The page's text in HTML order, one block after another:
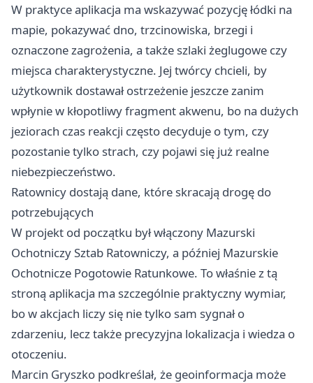
W praktyce aplikacja ma wskazywać pozycję łódki na
mapie, pokazywać dno, trzcinowiska, brzegi i
oznaczone zagrożenia, a także szlaki żeglugowe czy
miejsca charakterystyczne. Jej twórcy chcieli, by
użytkownik dostawał ostrzeżenie jeszcze zanim
wpłynie w kłopotliwy fragment akwenu, bo na dużych
jeziorach czas reakcji często decyduje o tym, czy
pozostanie tylko strach, czy pojawi się już realne
niebezpieczeństwo.
Ratownicy dostają dane, które skracają drogę do
potrzebujących
W projekt od początku był włączony Mazurski
Ochotniczy Sztab Ratowniczy, a później Mazurskie
Ochotnicze Pogotowie Ratunkowe. To właśnie z tą
stroną aplikacja ma szczególnie praktyczny wymiar,
bo w akcjach liczy się nie tylko sam sygnał o
zdarzeniu, lecz także precyzyjna lokalizacja i wiedza o
otoczeniu.
Marcin Gryszko podkreślał, że geoinformacja może